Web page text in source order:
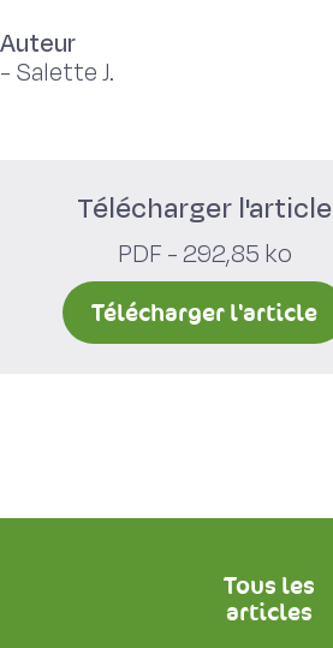
Auteur
- Salette J.
Télécharger l'article
PDF - 292,85 ko
Télécharger l'article
Tous les
articles